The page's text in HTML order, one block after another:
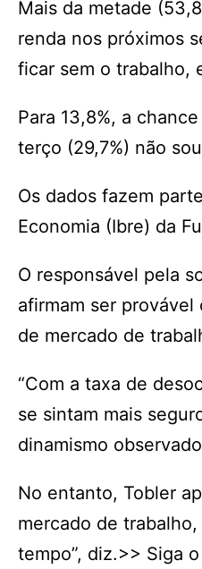
Mais da metade
renda nos próximos
ficar sem o trabalho,
Para 13,8%, a
terço (29,7%) não
Os dados fazem
Economia (Ibre) da
O responsável pela
afirmam ser
de mercado de
“Com a taxa de
se sintam mais
dinamismo
No entanto, Tobler
mercado de
tempo”, diz.>> Siga